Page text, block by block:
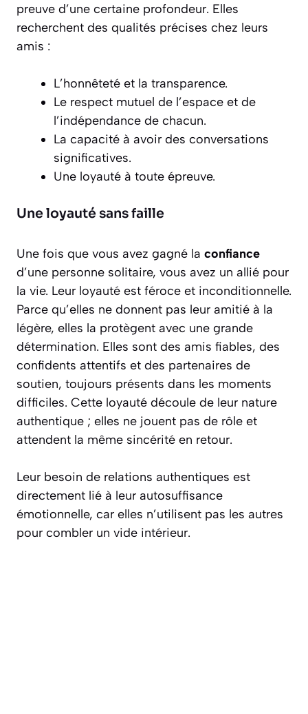
preuve d’une certaine profondeur. Elles
recherchent des qualités précises chez leurs
amis :
L’honnêteté et la transparence.
Le respect mutuel de l’espace et de
l’indépendance de chacun.
La capacité à avoir des conversations
significatives.
Une loyauté à toute épreuve.
Une loyauté sans faille
Une fois que vous avez gagné la confiance
d’une personne solitaire, vous avez un allié pour
la vie. Leur loyauté est féroce et inconditionnelle.
Parce qu’elles ne donnent pas leur amitié à la
légère, elles la protègent avec une grande
détermination. Elles sont des amis fiables, des
confidents attentifs et des partenaires de
soutien, toujours présents dans les moments
difficiles. Cette loyauté découle de leur nature
authentique ; elles ne jouent pas de rôle et
attendent la même sincérité en retour.
Leur besoin de relations authentiques est
directement lié à leur autosuffisance
émotionnelle, car elles n’utilisent pas les autres
pour combler un vide intérieur.